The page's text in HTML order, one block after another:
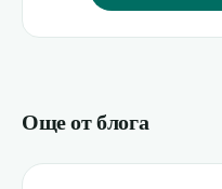
Още от блога